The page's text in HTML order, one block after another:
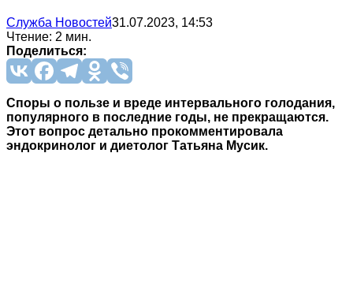
Служба Новостей31.07.2023, 14:53
Чтение: 2 мин.
Поделиться:
Споры о пользе и вреде интервального голодания,
популярного в последние годы, не прекращаются.
Этот вопрос детально прокомментировала
эндокринолог и диетолог Татьяна Мусик.